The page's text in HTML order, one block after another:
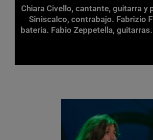
Chiara Civello, cantante, guitarra y
Siniscalco, contrabajo. Fabrizio
bateria. Fabio Zeppetella,